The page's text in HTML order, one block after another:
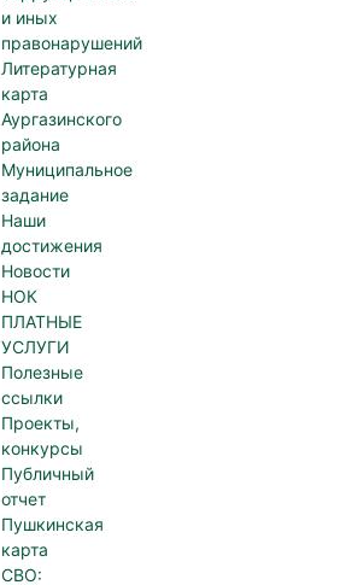
и иных
правонарушений
Литературная
карта
Аургазинского
района
Муниципальное
задание
Наши
достижения
Новости
НОК
ПЛАТНЫЕ
УСЛУГИ
Полезные
ссылки
Проекты,
конкурсы
Публичный
отчет
Пушкинская
карта
СВО: